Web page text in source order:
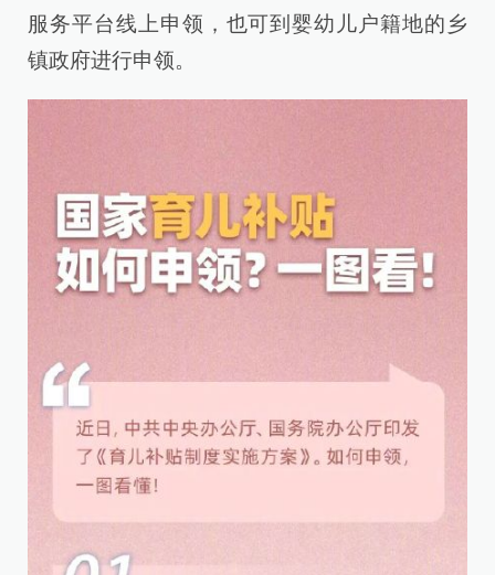
服务平台线上申领，也可到婴幼儿户籍地的乡
镇政府进行申领。